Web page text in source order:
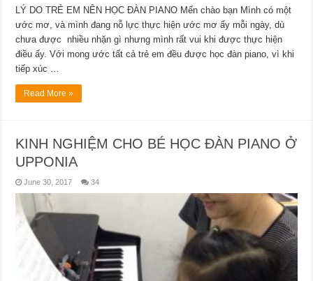
LÝ DO TRẺ EM NÊN HỌC ĐÀN PIANO Mến chào bạn Mình có một
ước mơ, và mình đang nỗ lực thực hiện ước mơ ấy mỗi ngày, dù
chưa được nhiều nhặn gì nhưng mình rất vui khi được thực hiện
điều ấy. Với mong ước tất cả trẻ em đều được học đàn piano, vì khi
tiếp xúc …
Read More »
KINH NGHIỆM CHO BÉ HỌC ĐÀN PIANO Ở
UPPONIA
June 30, 2017 34